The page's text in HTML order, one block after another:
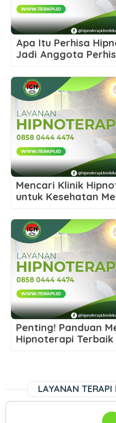
Apa Itu Perhisa
Jadi Anggota
Mencari Klinik
untuk Kesehatan
Penting! Panduan
Hipnoterapi Terbaik
LAYANAN